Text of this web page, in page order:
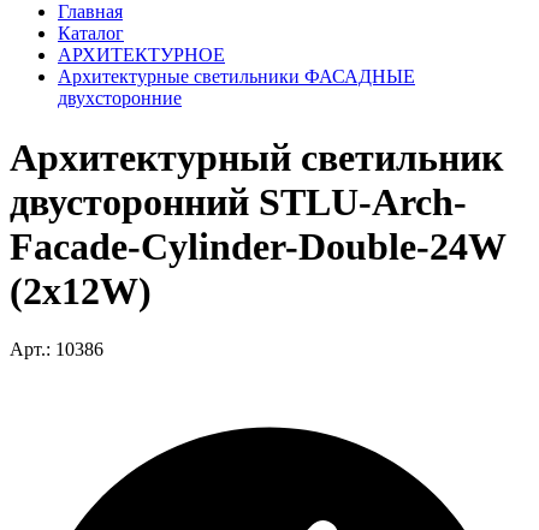
Главная
Каталог
АРХИТЕКТУРНОЕ
Архитектурные светильники ФАСАДНЫЕ
двухсторонние
Архитектурный светильник
двусторонний STLU-Arch-
Facade-Cylinder-Double-24W
(2x12W)
Арт.: 10386